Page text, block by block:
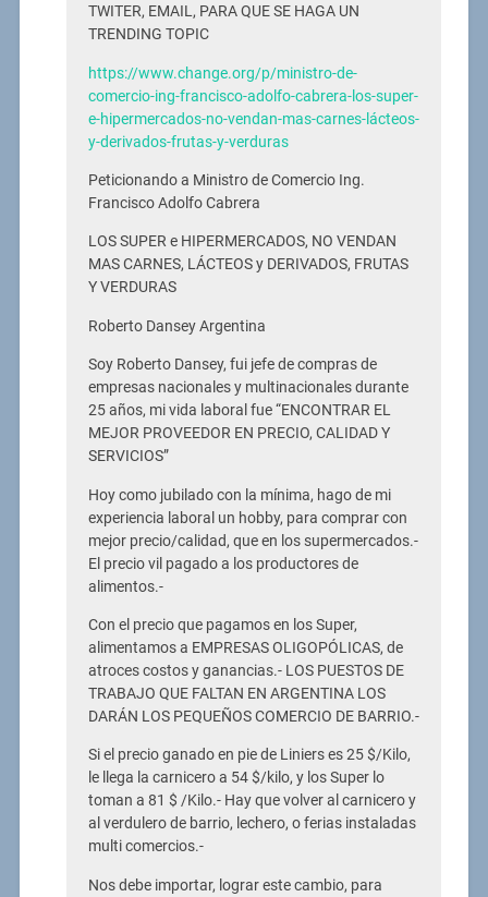
TWITER, EMAIL, PARA QUE SE HAGA UN
TRENDING TOPIC
https://www.change.org/p/ministro-de-
comercio-ing-francisco-adolfo-cabrera-los-super-
e-hipermercados-no-vendan-mas-carnes-lácteos-
y-derivados-frutas-y-verduras
Peticionando a Ministro de Comercio Ing.
Francisco Adolfo Cabrera
LOS SUPER e HIPERMERCADOS, NO VENDAN
MAS CARNES, LÁCTEOS y DERIVADOS, FRUTAS
Y VERDURAS
Roberto Dansey Argentina
Soy Roberto Dansey, fui jefe de compras de
empresas nacionales y multinacionales durante
25 años, mi vida laboral fue “ENCONTRAR EL
MEJOR PROVEEDOR EN PRECIO, CALIDAD Y
SERVICIOS”
Hoy como jubilado con la mínima, hago de mi
experiencia laboral un hobby, para comprar con
mejor precio/calidad, que en los supermercados.-
El precio vil pagado a los productores de
alimentos.-
Con el precio que pagamos en los Super,
alimentamos a EMPRESAS OLIGOPÓLICAS, de
atroces costos y ganancias.- LOS PUESTOS DE
TRABAJO QUE FALTAN EN ARGENTINA LOS
DARÁN LOS PEQUEÑOS COMERCIO DE BARRIO.-
Si el precio ganado en pie de Liniers es 25 $/Kilo,
le llega la carnicero a 54 $/kilo, y los Super lo
toman a 81 $ /Kilo.- Hay que volver al carnicero y
al verdulero de barrio, lechero, o ferias instaladas
multi comercios.-
Nos debe importar, lograr este cambio, para